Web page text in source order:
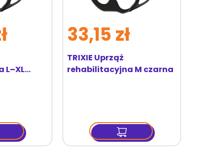
L–XL
TRIXIE Uprząż
rehabilitacyjna M czarna
33,15 zł